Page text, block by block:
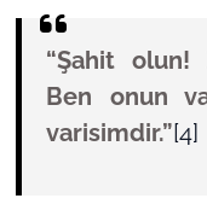
“Şahit olun!
Ben onun
varisimdir.”[4]